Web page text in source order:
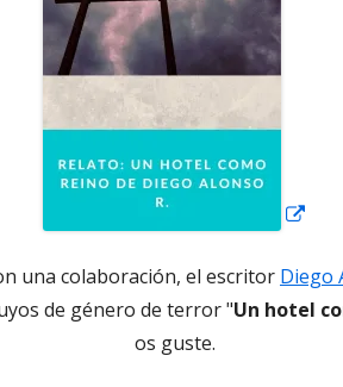
una colaboración, el escritor Diego
de género de terror "Un hotel
os guste.